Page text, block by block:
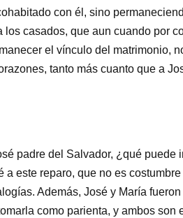
con él, sino
casados, que aun cuando por
el vínculo del matrimonio,
tanto más cuanto que a
padre del Salvador, ¿qué puede
este reparo, que no es
Además, José y María
como parienta, y ambos son